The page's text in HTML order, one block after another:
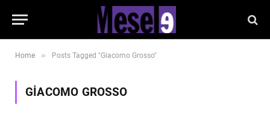
Home » Posts Tagged "Giacomo Grosso"
GIACOMO GROSSO